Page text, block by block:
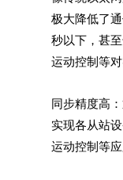
极大降低了
秒以下，甚
运动控制等
同步精度高
实现各从站
运动控制等应